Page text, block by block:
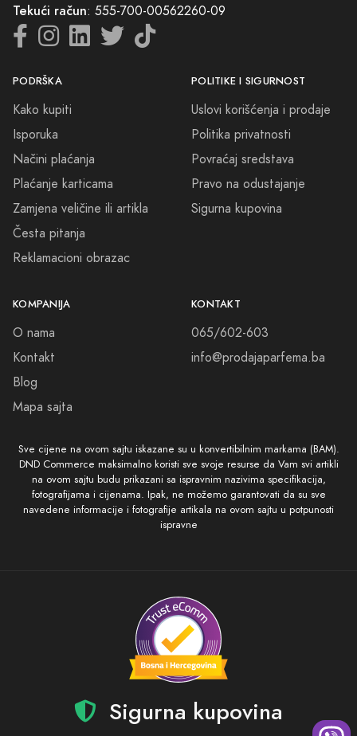
Tekući račun: 555-700-00562260-09
PODRŠKA
Kako kupiti
Isporuka
Načini plaćanja
Plaćanje karticama
Zamjena veličine ili artikla
Česta pitanja
Reklamacioni obrazac
POLITIKE I SIGURNOST
Uslovi korišćenja i prodaje
Politika privatnosti
Povraćaj sredstava
Pravo na odustajanje
Sigurna kupovina
KOMPANIJA
O nama
Kontakt
Blog
Mapa sajta
KONTAKT
065/602-603
info@prodajaparfema.ba
Sve cijene na ovom sajtu iskazane su u konvertibilnim markama (BAM).
DND Commerce maksimalno koristi sve svoje resurse da Vam svi artikli
na ovom sajtu budu prikazani sa ispravnim nazivima specifikacija,
fotografijama i cijenama. Ipak, ne možemo garantovati da su sve
navedene informacije i fotografije artikala na ovom sajtu u potpunosti
ispravne
Sigurna kupovina